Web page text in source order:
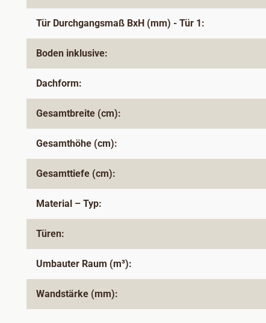
Tür Durchgangsmaß BxH (mm) - Tür 1:
Boden inklusive:
Dachform:
Gesamtbreite (cm):
Gesamthöhe (cm):
Gesamttiefe (cm):
Material – Typ:
Türen:
Umbauter Raum (m³):
Wandstärke (mm):